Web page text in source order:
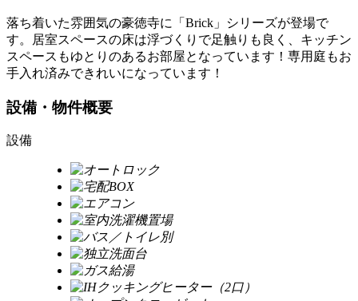
落ち着いた雰囲気の豪徳寺に「Brick」シリーズが登場で
す。居室スペースの床は浮づくりで足触りも良く、キッチン
スペースもゆとりのあるお部屋となっています！専用庭もお
手入れ済みできれいになっています！
設備・物件概要
設備